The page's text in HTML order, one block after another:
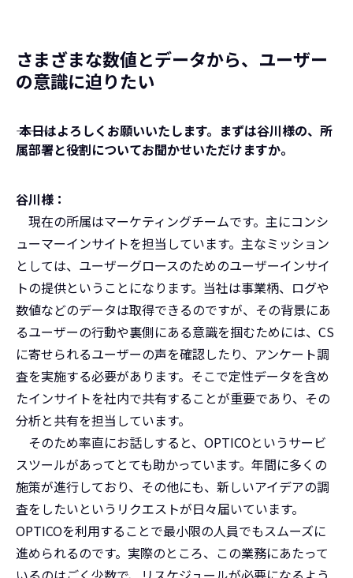
さまざまな数値とデータから、ユーザー
の意識に迫りたい
――― 本日はよろしくお願いいたします。まずは谷川様の、所
属部署と役割についてお聞かせいただけますか。
谷川様：
現在の所属はマーケティングチームです。主にコンシ
ューマーインサイトを担当しています。主なミッション
としては、ユーザーグロースのためのユーザーインサイ
トの提供ということになります。当社は事業柄、ログや
数値などのデータは取得できるのですが、その背景にあ
るユーザーの行動や裏側にある意識を掴むためには、CS
に寄せられるユーザーの声を確認したり、アンケート調
査を実施する必要があります。そこで定性データを含め
たインサイトを社内で共有することが重要であり、その
分析と共有を担当しています。
そのため率直にお話しすると、OPTICOというサービ
スツールがあってとても助かっています。年間に多くの
施策が進行しており、その他にも、新しいアイデアの調
査をしたいというリクエストが日々届いています。
OPTICOを利用することで最小限の人員でもスムーズに
進められるのです。実際のところ、この業務にあたって